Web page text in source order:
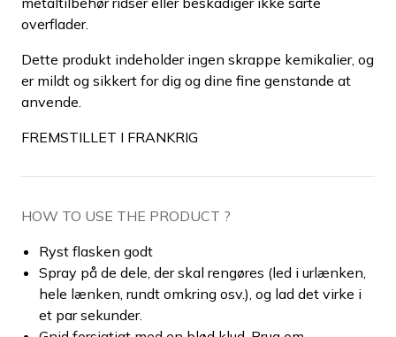
overflader.
Dette produkt indeholder ingen skrappe kemikalier, og
er mildt og sikkert for dig og dine fine genstande at
anvende.
FREMSTILLET I FRANKRIG
HOW TO USE THE PRODUCT ?
Ryst flasken godt
Spray på de dele, der skal rengøres (led i urlænken,
hele lænken, rundt omkring osv.), og lad det virke i
et par sekunder.